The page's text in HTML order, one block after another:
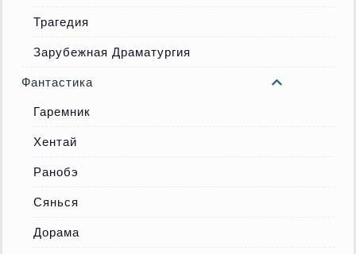
Трагедия
Зарубежная Драматургия
Фантастика
Гаремник
Хентай
Ранобэ
Сянься
Дорама